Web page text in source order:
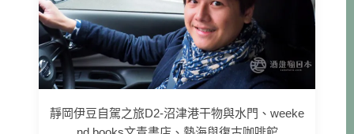
靜岡伊豆自駕之旅D2-沼津港干物與水門、weeke